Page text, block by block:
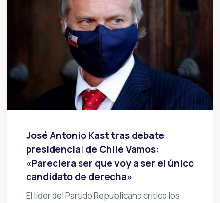
José Antonio Kast tras debate
presidencial de Chile Vamos:
«Pareciera ser que voy a ser el único
candidato de derecha»
El líder del Partido Republicano criticó los